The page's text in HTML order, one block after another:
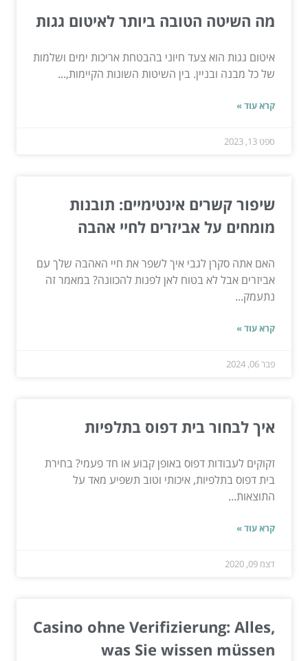
מה השיטה הטובה ביותר לאיטום גגות
איטום גגות הוא צעד חיוני בהבטחת אריכות ימים ושלמות
של כל מבנה ובניין. בין השיטות השונות הקיימות,...
קרא עוד »
ספט 13, 2023
שיפור קשרים אינטימיים: תובנות
מומחים על אביזרים לחיי אהבה
האם אתה סקרן לגבי איך לשפר את חיי האהבה שלך עם
אביזרים אבל לא בטוח לאן לפנות להכוונה? במאמר זה
נתעמק...
קרא עוד »
פבר 06, 2024
איך לבחור בית דפוס בתלפיות
זקוקים לעבודות דפוס באופן קבוע או חד פעמי? בחירת
בית דפוס בתלפיות, איכותי וטוב תשפיע מאד על
התוצאות...
קרא עוד »
דצמ 09, 2020
Casino ohne Verifizierung: Alles,
was Sie wissen müssen